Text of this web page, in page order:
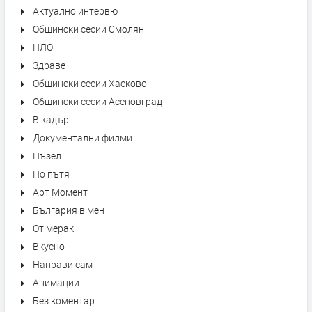
Актуално интервю
Общински сесии Смолян
НЛО
Здраве
Общински сесии Хасково
Общински сесии Асеновград
В кадър
Документални филми
Пъзел
По пътя
Арт Момент
България в мен
От мерак
Вкусно
Направи сам
Анимации
Без коментар